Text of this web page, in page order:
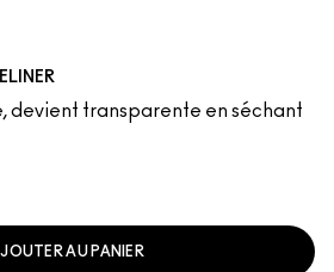
devient transparente en séchant
AU PANIER